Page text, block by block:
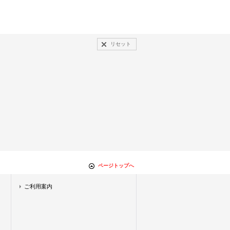
リセット
ページトップへ
ご利用案内